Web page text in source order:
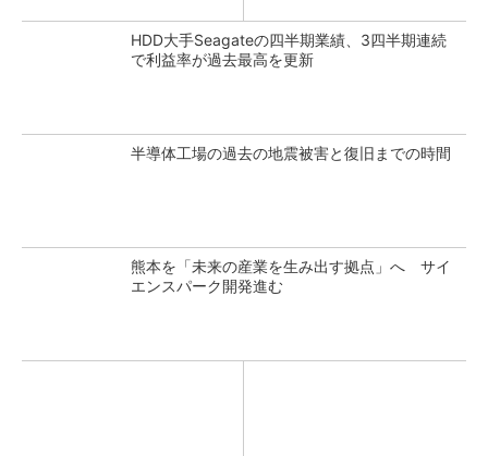
HDD大手Seagateの四半期業績、3四半期連続
で利益率が過去最高を更新
半導体工場の過去の地震被害と復旧までの時間
熊本を「未来の産業を生み出す拠点」へ サイ
エンスパーク開発進む